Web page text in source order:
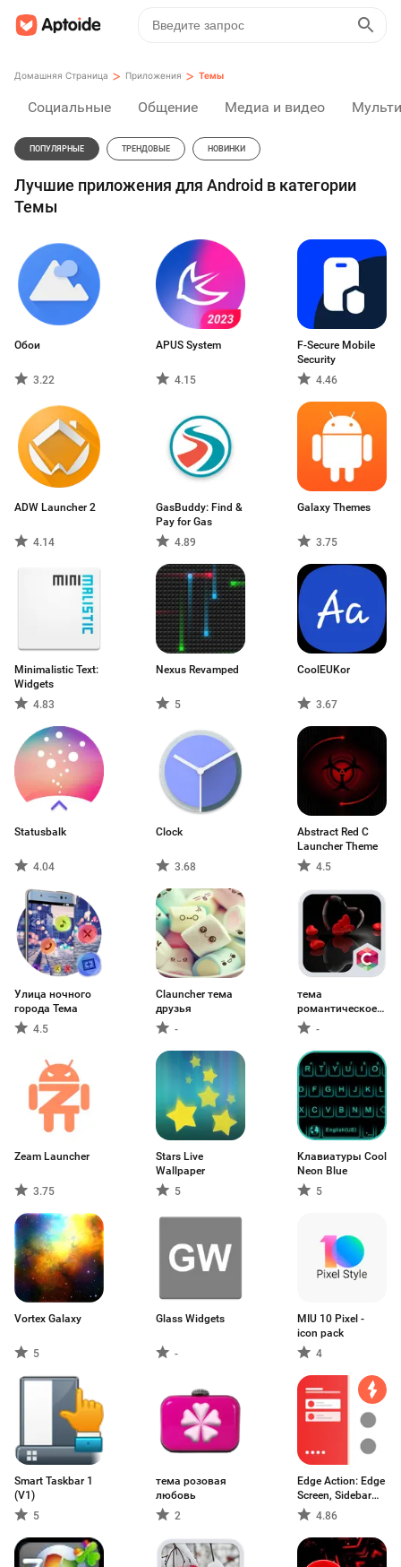
Домашняя Страница > Приложения > Темы
Социальные Общение Медиа и видео
ПОПУЛЯРНЫЕ ТРЕНДОВЫЕ НОВИНКИ
Лучшие приложения для Android в категории
Темы
Обои
3.22
APUS System
4.15
F-Secure Mobile
Security
4.46
ADW Launcher 2
4.14
GasBuddy: Find &
Pay for Gas
4.89
Galaxy Themes
3.75
Minimalistic Text:
Widgets
4.83
Nexus Revamped
5
CoolEUKor
3.67
Statusbalk
4.04
Clock
3.68
Abstract Red C
Launcher Theme
4.5
Улица ночного
города Тема
4.5
Clauncher тема
друзья
-
тема
романтическое
сердце
-
Zeam Launcher
3.75
Stars Live
Wallpaper
5
Kлавиатуры Cool
Neon Blue
5
Vortex Galaxy
5
Glass Widgets
-
MIU 10 Pixel -
icon pack
4
Smart Taskbar 1
(V1)
5
тема розовая
любовь
2
Edge Action: Edge
Screen, Sidebar
Launcher
4.86